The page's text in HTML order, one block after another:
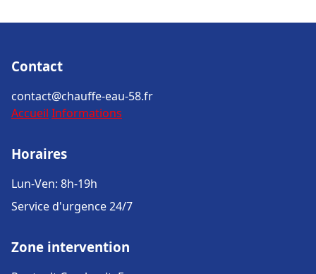
Contact
contact@chauffe-eau-58.fr
Accueil Informations
Horaires
Lun-Ven: 8h-19h
Service d'urgence 24/7
Zone intervention